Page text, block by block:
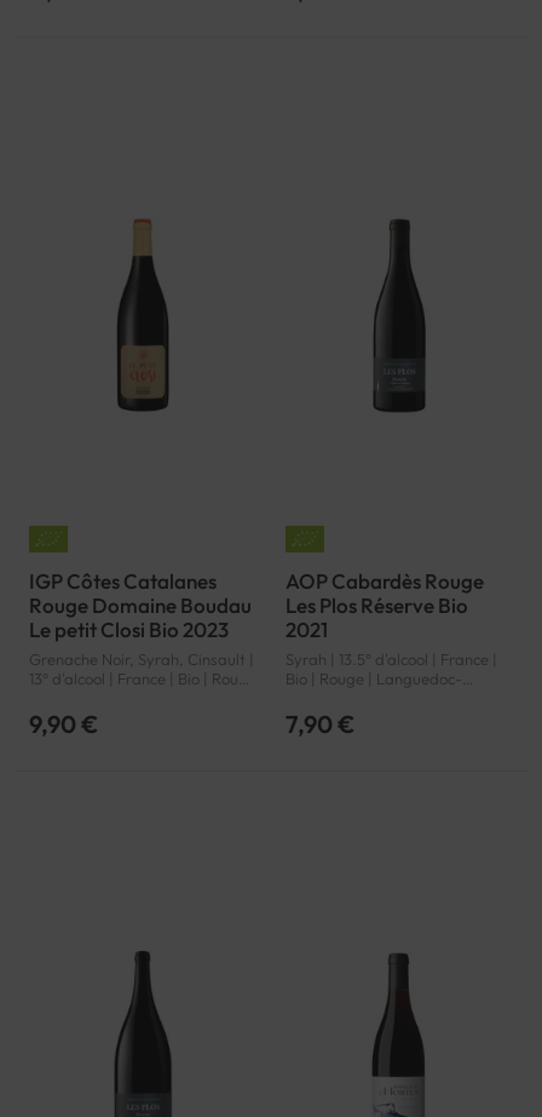
IGP Côtes Catalanes
Rouge Domaine Boudau
Le petit Closi Bio 2023
Grenache Noir, Syrah, Cinsault |
13° d'alcool | France | Bio | Rouge
Catalanes | IGP
9,90 €
AOP Cabardès Rouge
Les Plos Réserve Bio
2021
Syrah | 13.5° d'alcool | France |
Bio | Rouge | Languedoc-
7,90 €